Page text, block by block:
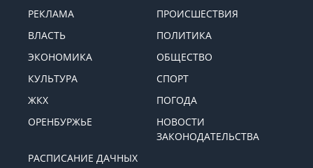
РЕКЛАМА
ПРОИСШЕСТВИЯ
ВЛАСТЬ
ПОЛИТИКА
ЭКОНОМИКА
ОБЩЕСТВО
КУЛЬТУРА
СПОРТ
ЖКХ
ПОГОДА
ОРЕНБУРЖЬЕ
НОВОСТИ
ЗАКОНОДАТЕЛЬСТВА
РАСПИСАНИЕ ДАЧНЫХ